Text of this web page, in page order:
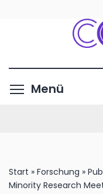
Inhalt
Menü
Start » Forschung »
Minority Research